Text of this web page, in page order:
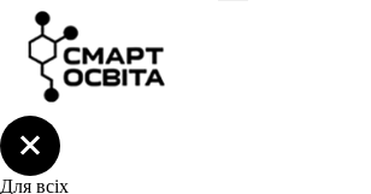
Для всіх